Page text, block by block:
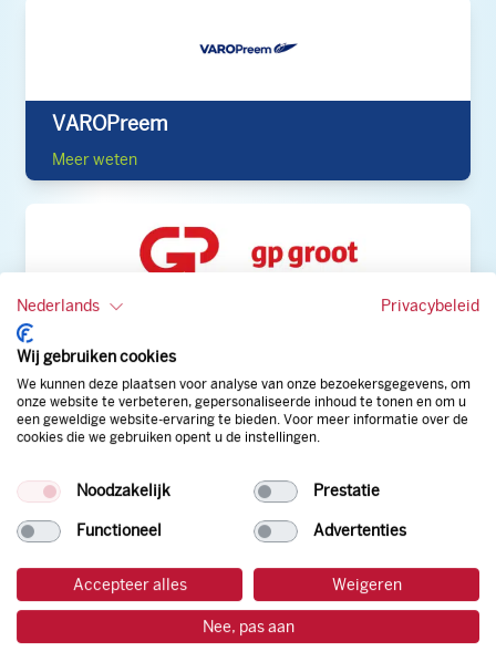
VAROPreem
Meer weten
Meer weten
Van Kessel
Meer weten
Nederlands Privacybeleid
Wij gebruiken cookies
We kunnen deze plaatsen voor analyse van onze bezoekersgegevens, om
onze website te verbeteren, gepersonaliseerde inhoud te tonen en om u
een geweldige website-ervaring te bieden. Voor meer informatie over de
cookies die we gebruiken opent u de instellingen.
Noodzakelijk Prestatie
Functioneel Advertenties
Accepteer alles Weigeren
Nee, pas aan